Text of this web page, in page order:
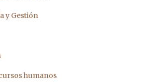
y Gestión
humanos